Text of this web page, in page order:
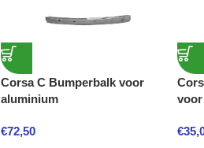
Corsa C Bumperbalk voor
aluminium
€72,50 €